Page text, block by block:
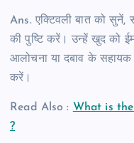
Ans. एक्टिवली बात को सुनें,
की पुष्टि करें। उन्हें खुद को
आलोचना या दबाव के सहायक
करें।
Read Also : What is
?